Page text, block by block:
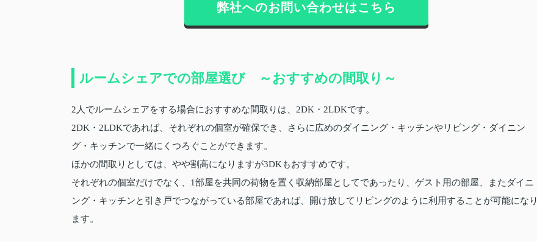
弊社へのお問い合わせはこちら
ルームシェアでの部屋選び ～おすすめの間取り～
2人でルームシェアをする場合におすすめな間取りは、2DK・2LDKです。
2DK・2LDKであれば、それぞれの個室が確保でき、さらに広めのダイニング・キッチンやリビング・ダイニン
グ・キッチンで一緒にくつろぐことができます。
ほかの間取りとしては、やや割高になりますが3DKもおすすめです。
それぞれの個室だけでなく、1部屋を共同の荷物を置く収納部屋としてであったり、ゲスト用の部屋、またダイニ
ング・キッチンと引き戸でつながっている部屋であれば、開け放してリビングのように利用することが可能になり
ます。